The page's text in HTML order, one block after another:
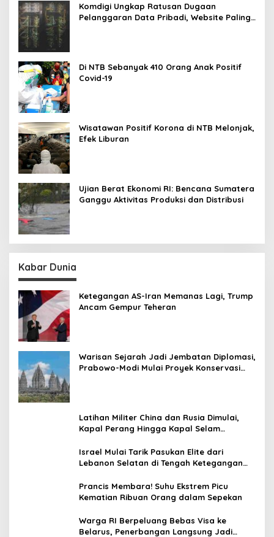
Komdigi Ungkap Ratusan Dugaan
Pelanggaran Data Pribadi, Website Paling
Di NTB Sebanyak 410 Orang Anak Positif
Covid-19
Wisatawan Positif Korona di NTB Melonjak,
Efek Liburan
Ujian Berat Ekonomi RI: Bencana Sumatera
Ganggu Aktivitas Produksi dan Distribusi
Kabar Dunia
Ketegangan AS-Iran Memanas Lagi, Trump
Ancam Gempur Teheran
Warisan Sejarah Jadi Jembatan Diplomasi,
Prabowo-Modi Mulai Proyek Konservasi
Latihan Militer China dan Rusia Dimulai,
Kapal Perang Hingga Kapal Selam
Israel Mulai Tarik Pasukan Elite dari
Lebanon Selatan di Tengah Ketegangan
Prancis Membara! Suhu Ekstrem Picu
Kematian Ribuan Orang dalam Sepekan
Warga RI Berpeluang Bebas Visa ke
Belarus, Penerbangan Langsung Jadi